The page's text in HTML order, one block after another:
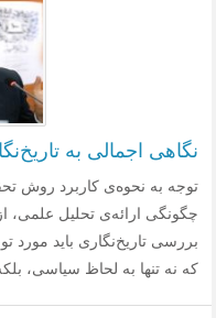
نگاهی اجمالی به
توجه به نحوه‌ی کاربرد روش
چگونگی ارائه‌ی تحلیل علمی،
بررسی تاریخ‌نگاری باید مورد
که نه تنها به لحاظ سیاسی،